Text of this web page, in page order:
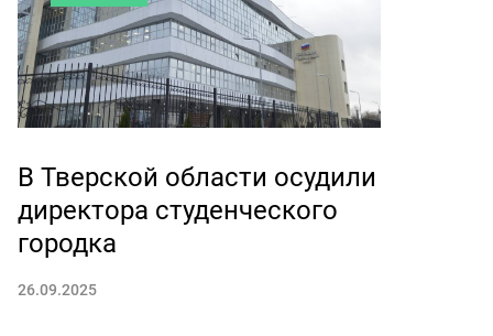
В Тверской области осудили
директора студенческого
городка
26.09.2025